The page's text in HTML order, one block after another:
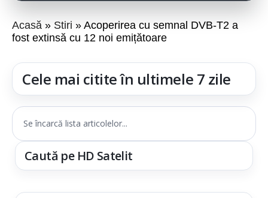
Acasă Stiri
Acoperirea cu semnal DVB-T2 a
fost extinsă cu 12 noi emițătoare
Cele mai citite în ultimele 7 zile
Se încarcă lista articolelor...
Caută pe HD Satelit